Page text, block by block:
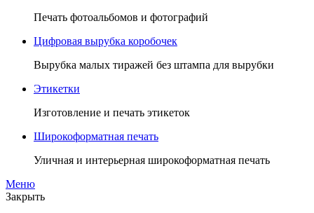
Печать фотоальбомов и фотографий
Цифровая вырубка коробочек
Вырубка малых тиражей без штампа для вырубки
Этикетки
Изготовление и печать этикеток
Широкоформатная печать
Уличная и интерьерная широкоформатная печать
Меню
Закрыть